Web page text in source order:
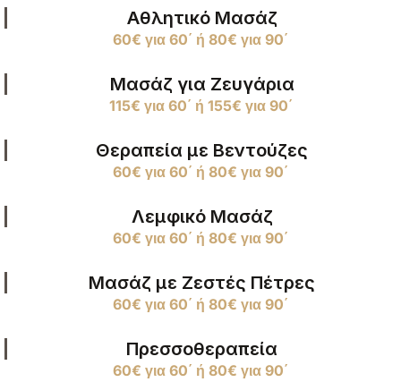
Αθλητικό Μασάζ
60€ για 60΄ ή 80€ για 90΄
Μασάζ για Ζευγάρια
115€ για 60΄ ή 155€ για 90΄
Θεραπεία με Βεντούζες
60€ για 60΄ ή 80€ για 90΄
Λεμφικό Μασάζ
60€ για 60΄ ή 80€ για 90΄
Μασάζ με Ζεστές Πέτρες
60€ για 60΄ ή 80€ για 90΄
Πρεσσοθεραπεία
60€ για 60΄ ή 80€ για 90΄